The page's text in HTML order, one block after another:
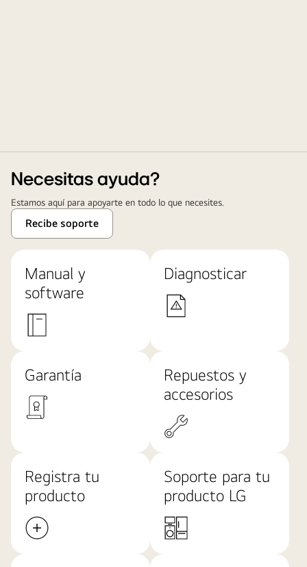
Necesitas ayuda?
Estamos aquí para apoyarte en todo lo que necesites.
Recibe soporte
Manual y
software
Diagnosticar
Garantía
Repuestos y
accesorios
Registra tu
producto
Soporte para tu
producto LG